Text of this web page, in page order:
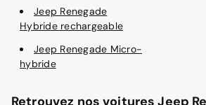
Jeep Renegade
Hybride rechargeable
Jeep Renegade Micro-
hybride
Retrouvez nos voitures Jeep